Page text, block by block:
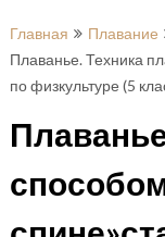
Главная
Плавание
Плаванье. Техника
по физкультуре (5